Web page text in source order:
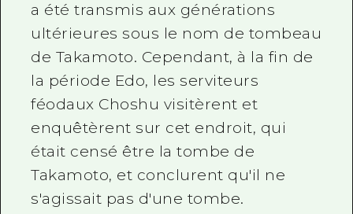
a été transmis aux générations
ultérieures sous le nom de tombeau
de Takamoto. Cependant, à la fin de
la période Edo, les serviteurs
féodaux Choshu visitèrent et
enquêtèrent sur cet endroit, qui
était censé être la tombe de
Takamoto, et conclurent qu'il ne
s'agissait pas d'une tombe.